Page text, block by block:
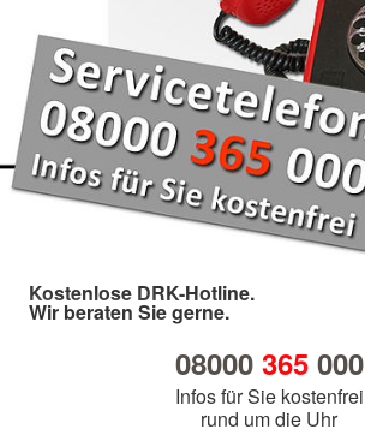
Kostenlose DRK-Hotline.
Wir beraten Sie gerne.
08000 365000
Infos für Sie kostenfrei
rund um die Uhr